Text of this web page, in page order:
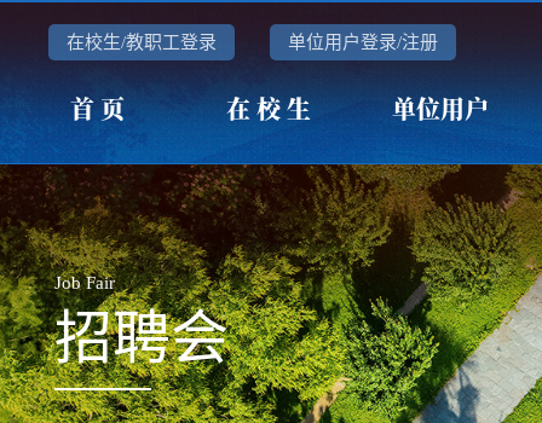
在校生/教职工登录 单位用户登录/注册
首 页 在 校 生 单位用户
Job Fair
招聘会